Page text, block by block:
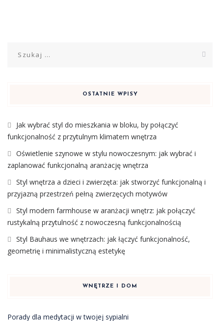
OSTATNIE WPISY
Jak wybrać styl do mieszkania w bloku, by połączyć
funkcjonalność z przytulnym klimatem wnętrza
Oświetlenie szynowe w stylu nowoczesnym: jak wybrać i
zaplanować funkcjonalną aranżację wnętrza
Styl wnętrza a dzieci i zwierzęta: jak stworzyć funkcjonalną i
przyjazną przestrzeń pełną zwierzęcych motywów
Styl modern farmhouse w aranżacji wnętrz: jak połączyć
rustykalną przytulność z nowoczesną funkcjonalnością
Styl Bauhaus we wnętrzach: jak łączyć funkcjonalność,
geometrię i minimalistyczną estetykę
WNĘTRZE I DOM
Porady dla medytacji w twojej sypialni